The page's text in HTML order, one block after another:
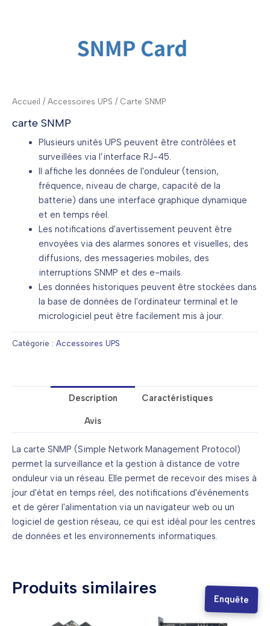
Accueil / Accessoires UPS / Carte SNMP
carte SNMP
Plusieurs unités UPS peuvent être contrôlées et
surveillées via l’interface RJ-45.
Il affiche les données de l'onduleur (tension,
fréquence, niveau de charge, capacité de la
batterie) dans une interface graphique dynamique
et en temps réel.
Les notifications d'avertissement peuvent être
envoyées via des alarmes sonores et visuelles, des
diffusions, des messageries mobiles, des
interruptions SNMP et des e-mails.
Les données historiques peuvent être stockées dans
la base de données de l'ordinateur terminal et le
micrologiciel peut être facilement mis à jour.
Catégorie : Accessoires UPS
Description Caractéristiques
Avis
La carte SNMP (Simple Network Management Protocol)
permet la surveillance et la gestion à distance de votre
onduleur via un réseau. Elle permet de recevoir des mises à
jour d'état en temps réel, des notifications d'événements
et de gérer l'alimentation via un navigateur web ou un
logiciel de gestion réseau, ce qui est idéal pour les centres
de données et les environnements informatiques.
Produits similaires
Enquête